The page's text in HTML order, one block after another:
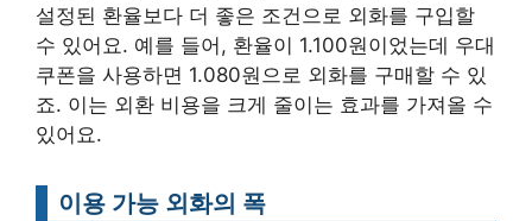
설정된 환율보다 더 좋은 조건으로 외화를 구입할
수 있어요. 예를 들어, 환율이 1.100원이었는데 우대
쿠폰을 사용하면 1.080원으로 외화를 구매할 수 있
죠. 이는 외환 비용을 크게 줄이는 효과를 가져올 수
있어요.
이용 가능 외화의 폭